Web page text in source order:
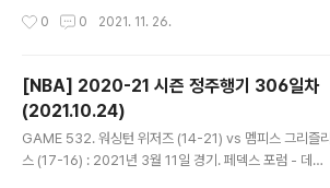
에서 끝났는데 디트로이트는 7개로 이어지며 2..
가 스타팅 라인업에 복귀. - 양팀 초반부터 접전. 로니 워커
일주일 간의 휴식 덕분인지 루디 게이도 건강하게 돌아왔
다. 다만 라마커스 알드리지는 상의 끝에 팀을 떠나기로 결
정. 샌안토니오도 알드리지에게 위닝팀으로 갈 기회를 주
고 서로에게 윈윈이 되기를 바란다고. 32-27 1쿼터 종료.
0 0 2021. 11. 26.
[NBA] 2020-21 시즌 정주행기 306일차
(2021.10.24)
GAME 532. 워싱턴 위저즈 (14-21) vs 멤피스 그리즐리
스 (17-16) : 2021년 3월 11일 경기. 페덱스 포럼 - 데스